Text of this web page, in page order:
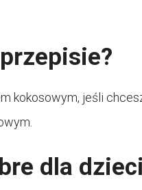
kokosowym, jeśli
dla